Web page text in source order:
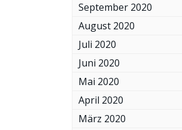
September 2020
August 2020
Juli 2020
Juni 2020
Mai 2020
April 2020
März 2020